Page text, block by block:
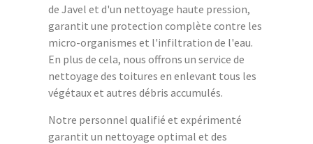
de Javel et d'un nettoyage haute pression,
garantit une protection complète contre les
micro-organismes et l'infiltration de l'eau.
En plus de cela, nous offrons un service de
nettoyage des toitures en enlevant tous les
végétaux et autres débris accumulés.
Notre personnel qualifié et expérimenté
garantit un nettoyage optimal et des